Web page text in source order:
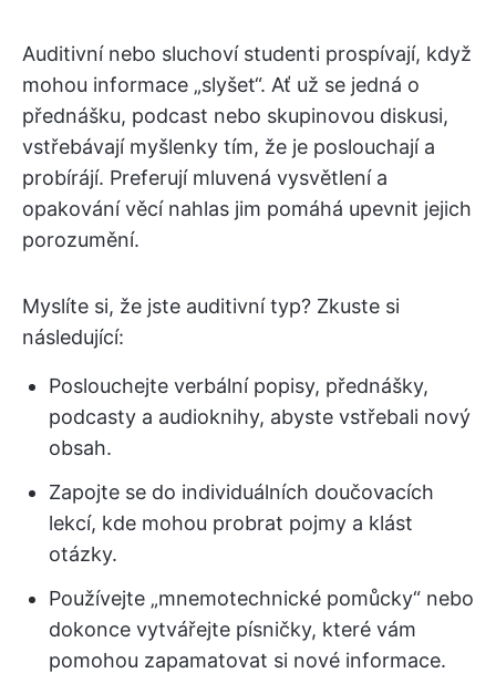
Auditivní nebo sluchoví studenti prospívají, když
mohou informace „slyšet“. Ať už se jedná o
přednášku, podcast nebo skupinovou diskusi,
vstřebávají myšlenky tím, že je poslouchají a
probírájí. Preferují mluvená vysvětlení a
opakování věcí nahlas jim pomáhá upevnit jejich
porozumění.
Myslíte si, že jste auditivní typ? Zkuste si
následující:
Poslouchejte verbální popisy, přednášky,
podcasty a audioknihy, abyste vstřebali nový
obsah.
Zapojte se do individuálních doučovacích
lekcí, kde mohou probrat pojmy a klást
otázky.
Používejte „mnemotechnické pomůcky“ nebo
dokonce vytvářejte písničky, které vám
pomohou zapamatovat si nové informace.